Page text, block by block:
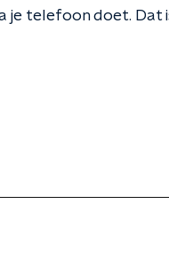
je telefoon doet. Dat